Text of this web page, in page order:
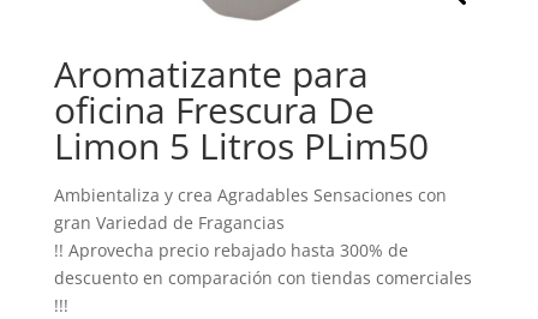
Aromatizante para
oficina Frescura De
Limon 5 Litros PLim50
Ambientaliza y crea Agradables Sensaciones con
gran Variedad de Fragancias
!! Aprovecha precio rebajado hasta 300% de
descuento en comparación con tiendas comerciales
!!!